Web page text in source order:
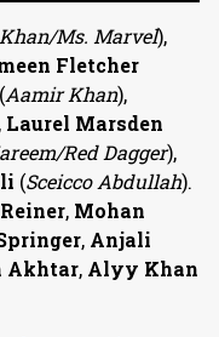
Ms. Marvel),
Fletcher
(Aamir Khan),
Laurel Marsden
Red Dagger),
(Sceicco Abdullah).
, Mohan
, Anjali
Akhtar, Alyy Khan